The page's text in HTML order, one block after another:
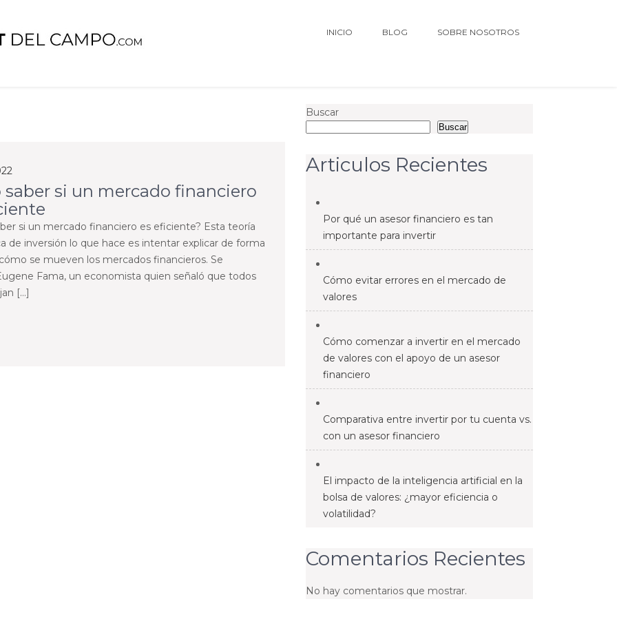
INICIO BLOG SOBRE NOSOTROS
saber si un mercado financiero
si un mercado financiero es eficiente? Esta teoría
de inversión lo que hace es intentar explicar de forma
se mueven los mercados financieros. Se
Fama, un economista quien señaló que todos
[…]
Buscar
Buscar
Articulos Recientes
Por qué un asesor financiero es tan
importante para invertir
Cómo evitar errores en el mercado de
valores
Cómo comenzar a invertir en el mercado
de valores con el apoyo de un asesor
financiero
Comparativa entre invertir por tu cuenta vs.
con un asesor financiero
El impacto de la inteligencia artificial en la
bolsa de valores: ¿mayor eficiencia o
volatilidad?
Comentarios Recientes
No hay comentarios que mostrar.